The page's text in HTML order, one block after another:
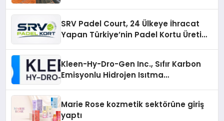
SRV Padel Court, 24 Ülkeye İhracat
Yapan Türkiye’nin Padel Kortu Üretim
Kleen-Hy-Dro-Gen Inc., Sıfır Karbon
Emisyonlu Hidrojen Isıtma
Marie Rose kozmetik sektörüne giriş
yaptı